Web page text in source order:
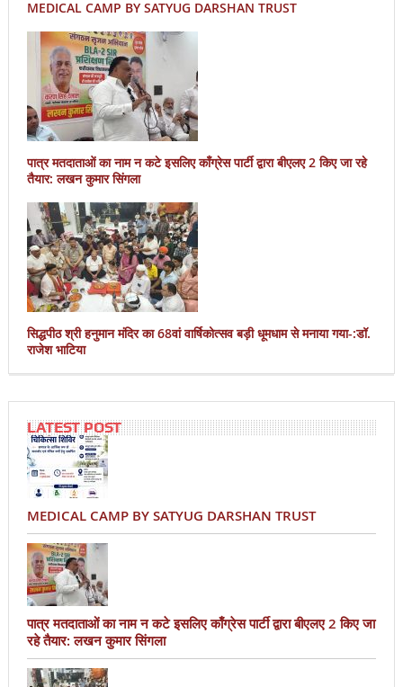
MEDICAL CAMP BY SATYUG DARSHAN TRUST
पात्र मतदाताओं का नाम न कटे इसलिए काँग्रेस पार्टी द्वारा बीएलए 2 किए जा रहे
तैयार: लखन कुमार सिंगला
सिद्धपीठ श्री हनुमान मंदिर का 68वां वार्षिकोत्सव बड़ी धूमधाम से मनाया गया-:डॉ.
राजेश भाटिया
LATEST POST
MEDICAL CAMP BY SATYUG DARSHAN TRUST
पात्र मतदाताओं का नाम न कटे इसलिए काँग्रेस पार्टी द्वारा बीएलए 2 किए जा
रहे तैयार: लखन कुमार सिंगला